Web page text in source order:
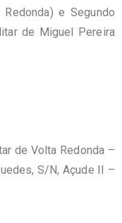
e Segundo
de Miguel Pereira
de Volta Redonda –
S/N, Açude II –